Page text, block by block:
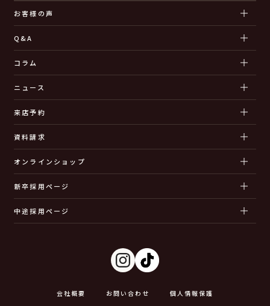
会社概要 お問い合わせ 個人情報保護
お客様の声
Q&A
コラム
ニュース
来店予約
資料請求
オンラインショップ
新卒採用ページ
中途採用ページ